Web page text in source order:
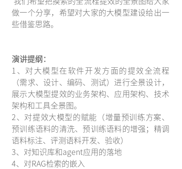
做一个分享，希望对大家的大模型建设给出一
些借鉴思路。
演讲提纲：
1、对大模型在软件开发方面的提效全流程
（需求、设计、编码、测试）进行全景设计，
展示大模型提效的业务架构、应用架构、技术
架构和工具全景图。
2、对提效大模型的赋能（增量预训练方案、
预训练语料的清洗、预训练语料的增强；精调
语料标注、评测语料开发、验收）
3、对知识库和agent应用的落地
4、对RAG检索的嵌入